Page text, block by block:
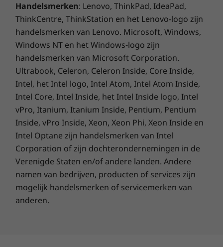
en -toetsenbord, heeft de IdeaCentre AIO 3i
een groot aantal poorten en sleuven. Naast
USB 2.0- en 3.0-poorten heeft de computer een
3-in-1-kaartlezer en een HDMI-uitgang mocht
je een tweede beeldscherm nodig hebben.
Handelsmerken: Lenovo, ThinkPad, IdeaPad,
ThinkCentre, ThinkStation en het Lenovo-logo zijn
handelsmerken van Lenovo. Microsoft, Windows,
Windows NT en het Windows-logo zijn
handelsmerken van Microsoft Corporation.
Ultrabook, Celeron, Celeron Inside, Core Inside,
Intel, het Intel logo, Intel Atom, Intel Atom Inside,
Intel Core, Intel Inside, het Intel Inside logo, Intel
vPro, Itanium, Itanium Inside, Pentium, Pentium
Inside, vPro Inside, Xeon, Xeon Phi, Xeon Inside en
Intel Optane zijn handelsmerken van Intel
Corporation of zijn dochterondernemingen in de
Verenigde Staten en/of andere landen. Andere
namen van bedrijven, producten of services zijn
mogelijk handelsmerken of servicemerken van
anderen.